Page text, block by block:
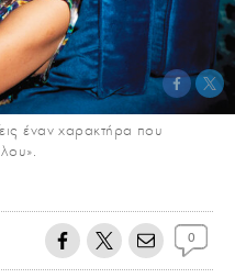
έναν χαρακτήρα που
0